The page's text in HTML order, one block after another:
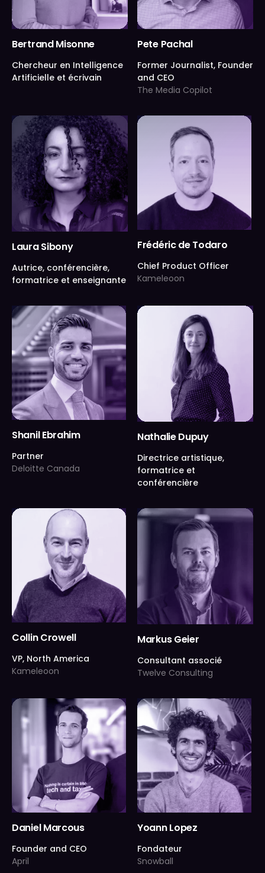
Bertrand Misonne
Chercheur en Intelligence
Artificielle et écrivain
Pete Pachal
Former Journalist, Founder
and CEO
The Media Copilot
Laura Sibony
Autrice, conférencière,
formatrice et enseignante
Frédéric de Todaro
Chief Product Officer
Kameleoon
Shanil Ebrahim
Partner
Deloitte Canada
Nathalie Dupuy
Directrice artistique,
formatrice et
conférencière
Collin Crowell
VP, North America
Kameleoon
Markus Geier
Consultant associé
Twelve Consulting
Daniel Marcous
Founder and CEO
April
Yoann Lopez
Fondateur
Snowball